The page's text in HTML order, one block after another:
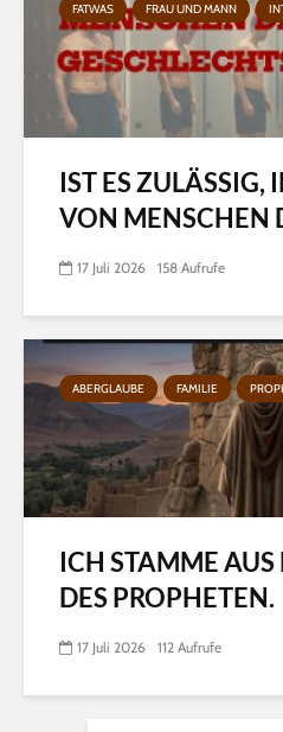
FATWAS FRAU UND MANN
IST ES ZULÄSSIG,
VON MENSCHEN
17 Juli 2026 158 Aufrufe
ABERGLAUBE FAMILIE
ICH STAMME
DES PROPHETEN.
17 Juli 2026 112 Aufrufe